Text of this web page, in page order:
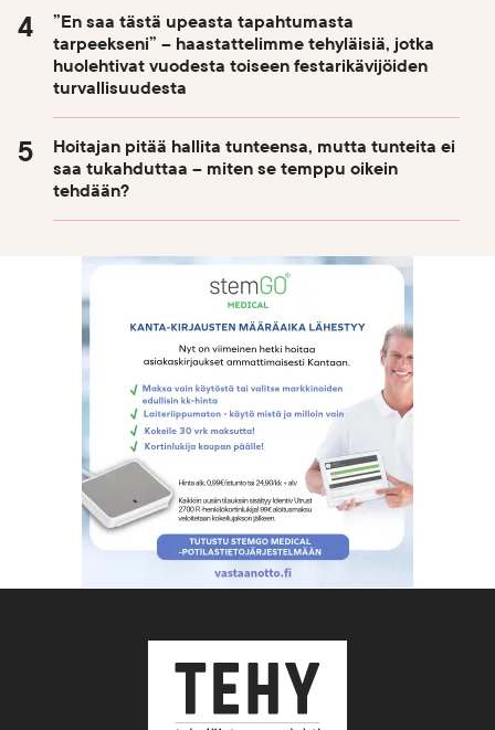
”En saa tästä upeasta tapahtumasta
tarpeekseni” – haastattelimme tehyläisiä, jotka
huolehtivat vuodesta toiseen festarikävijöiden
turvallisuudesta
Hoitajan pitää hallita tunteensa, mutta tunteita ei
saa tukahduttaa – miten se temppu oikein
tehdään?